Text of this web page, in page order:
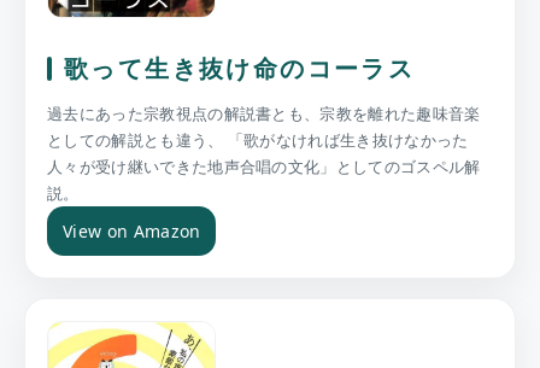
歌って生き抜け命のコーラス
過去にあった宗教視点の解説書とも、宗教を離れた趣味音楽
としての解説とも違う、 「歌がなければ生き抜けなかった
人々が受け継いできた地声合唱の文化」としてのゴスペル解
説。
View on Amazon